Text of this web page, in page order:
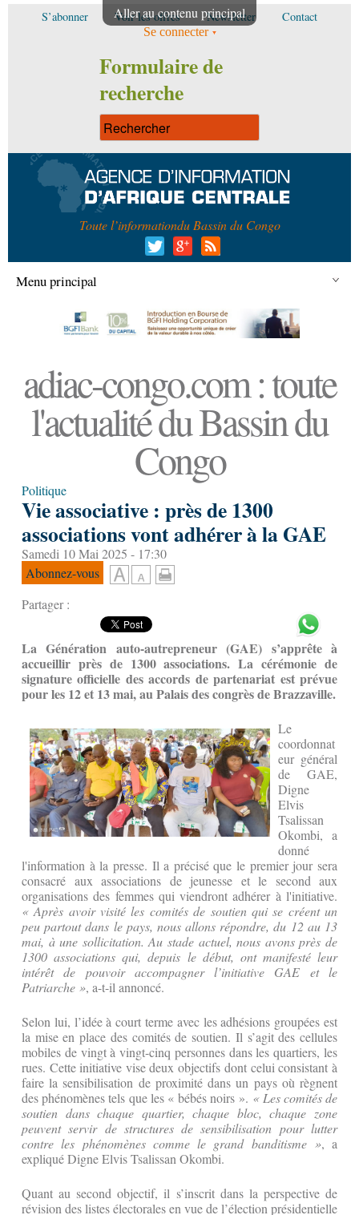
Aller au contenu principal
S’abonner Voir les offres Newsletter Contact
Se connecter
Formulaire de
recherche
Toute l’informationdu Bassin du Congo
Menu principal
adiac-congo.com : toute
l'actualité du Bassin du
Congo
Politique
Vie associative : près de 1300
associations vont adhérer à la GAE
Samedi 10 Mai 2025 - 17:30
Abonnez-vous
Partager :
La Génération auto-autrepreneur (GAE) s’apprête à
accueillir près de 1300 associations. La cérémonie de
signature officielle des accords de partenariat est prévue
pour les 12 et 13 mai, au Palais des congrès de Brazzaville.
Le
coordonnat
eur général
de GAE,
Digne
Elvis
Tsalissan
Okombi, a
donné
l'information à la presse. Il a précisé que le premier jour sera
consacré aux associations de jeunesse et le second aux
organisations des femmes qui viendront adhérer à l'initiative.
« Après avoir visité les comités de soutien qui se créent un
peu partout dans le pays, nous allons répondre, du 12 au 13
mai, à une sollicitation. Au stade actuel, nous avons près de
1300 associations qui, depuis le début, ont manifesté leur
intérêt de pouvoir accompagner l’initiative GAE et le
Patriarche », a-t-il annoncé.
Selon lui, l’idée à court terme avec les adhésions groupées est
la mise en place des comités de soutien. Il s’agit des cellules
mobiles de vingt à vingt-cinq personnes dans les quartiers, les
rues. Cette initiative vise deux objectifs dont celui consistant à
faire la sensibilisation de proximité dans un pays où règnent
des phénomènes tels que les « bébés noirs ». « Les comités de
soutien dans chaque quartier, chaque bloc, chaque zone
peuvent servir de structures de sensibilisation pour lutter
contre les phénomènes comme le grand banditisme », a
expliqué Digne Elvis Tsalissan Okombi.
Quant au second objectif, il s’inscrit dans la perspective de
révision des listes électorales en vue de l’élection présidentielle